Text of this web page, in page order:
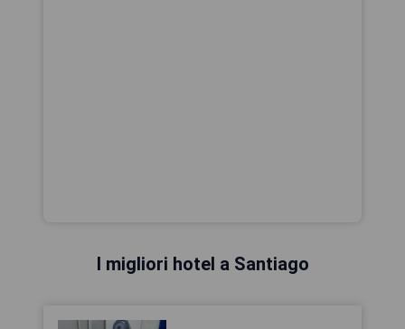
I migliori hotel a Santiago